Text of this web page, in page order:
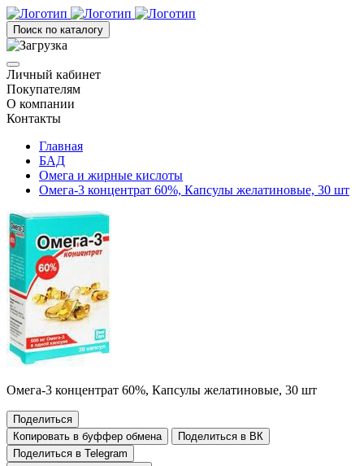
Поиск по каталогу
Личный кабинет
Покупателям
О компании
Контакты
Главная
БАД
Омега и жирные кислоты
Омега-3 концентрат 60%, Капсулы желатиновые, 30 шт
Омега-3 концентрат 60%, Капсулы желатиновые, 30 шт
Поделиться
Копировать в буффер обмена
Поделиться в ВК
Поделиться в Telegram